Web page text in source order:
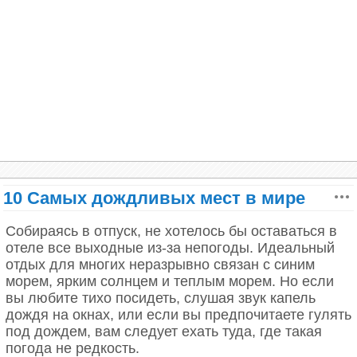
Оймякон: полюс холода
10 Cамых дождливых мест в мире
Собираясь в отпуск, не хотелось бы оставаться в
отеле все выходные из-за непогоды. Идеальный
отдых для многих неразрывно связан с синим
морем, ярким солнцем и теплым морем. Но если
вы любите тихо посидеть, слушая звук капель
дождя на окнах, или если вы предпочитаете гулять
под дождем, вам следует ехать туда, где такая
погода не редкость.